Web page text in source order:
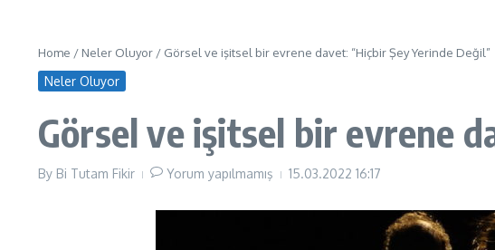
Home / Neler Oluyor / Görsel ve işitsel bir evrene davet: “Hiçbir Şey Yerinde Değil”
Neler Oluyor
Görsel ve işitsel bir evrene
By Bi Tutam Fikir Yorum yapılmamış 15.03.2022 16:17